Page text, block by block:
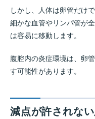
しかし、人体は卵管だけ
細かな血管やリンパ管が
は容易に移動します。
腹腔内の炎症環境は、卵
す可能性があります。
減点が許されな